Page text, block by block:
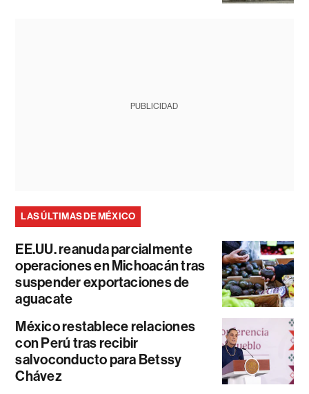
PUBLICIDAD
LAS ÚLTIMAS DE MÉXICO
EE.UU. reanuda parcialmente
operaciones en Michoacán tras
suspender exportaciones de
aguacate
México restablece relaciones
con Perú tras recibir
salvoconducto para Betssy
Chávez